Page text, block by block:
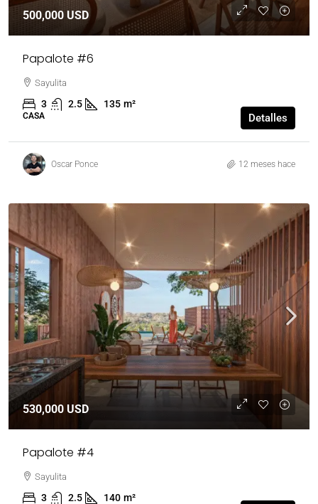
500,000 USD
Papalote #6
Sayulita
3 2.5 135 m²
CASA Detalles
Oscar Ponce 12 meses hace
530,000 USD
Papalote #4
Sayulita
3 2.5 140 m²